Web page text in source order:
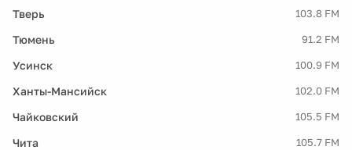
Тверь 103.8 FM
Тюмень 91.2 FM
Усинск 100.9 FM
Ханты-Мансийск 102.0 FM
Чайковский 105.5 FM
Чита 105.7 FM